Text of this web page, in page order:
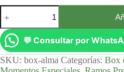
💬 Consultar por
SKU: box-alma Categorías: Box